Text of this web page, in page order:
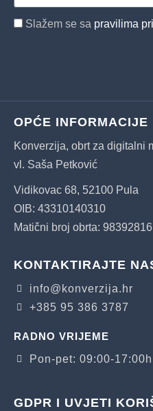
Slažem se sa pravilima
OPĆE INFORMACIJE
Konverzija, obrt za digitalni
vl. Saša Petković
Vidikovac 68, 52100 Pula
OIB: 43310140310
Matični broj obrta: 98392816
KONTAKTIRAJTE
info@konverzija.hr
+385 95 386 3787
RADNO VRIJEME
Pon-pet: 09:00-17:00h
GDPR I UVJETI